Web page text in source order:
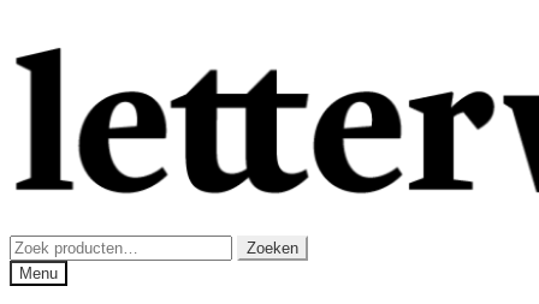
naar
naar
Zoeken
naar:
Zoeken
Menu